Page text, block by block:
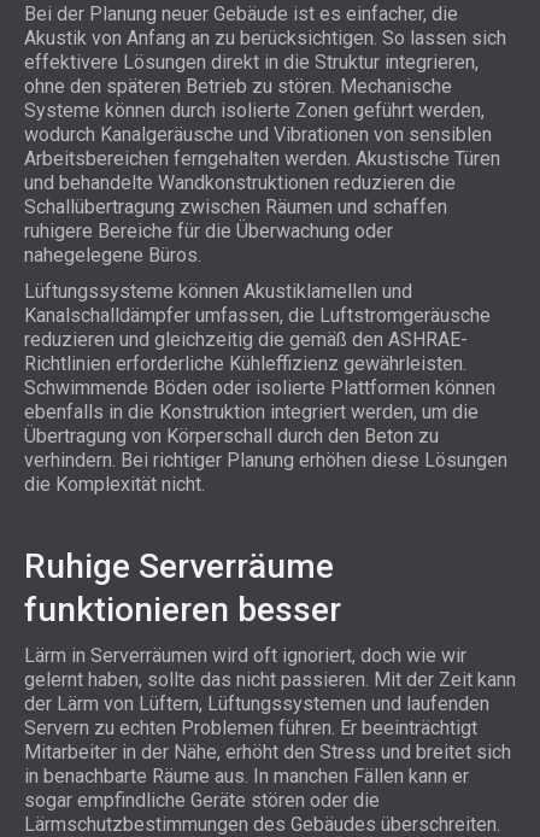
Bei der Planung neuer Gebäude ist es einfacher, die
Akustik von Anfang an zu berücksichtigen. So lassen sich
effektivere Lösungen direkt in die Struktur integrieren,
ohne den späteren Betrieb zu stören. Mechanische
Systeme können durch isolierte Zonen geführt werden,
wodurch Kanalgeräusche und Vibrationen von sensiblen
Arbeitsbereichen ferngehalten werden. Akustische Türen
und behandelte Wandkonstruktionen reduzieren die
Schallübertragung zwischen Räumen und schaffen
ruhigere Bereiche für die Überwachung oder
nahegelegene Büros.
Lüftungssysteme können Akustiklamellen und
Kanalschalldämpfer umfassen, die Luftstromgeräusche
reduzieren und gleichzeitig die gemäß den ASHRAE-
Richtlinien erforderliche Kühleffizienz gewährleisten.
Schwimmende Böden oder isolierte Plattformen können
ebenfalls in die Konstruktion integriert werden, um die
Übertragung von Körperschall durch den Beton zu
verhindern. Bei richtiger Planung erhöhen diese Lösungen
die Komplexität nicht.
Ruhige Serverräume
funktionieren besser
Lärm in Serverräumen wird oft ignoriert, doch wie wir
gelernt haben, sollte das nicht passieren. Mit der Zeit kann
der Lärm von Lüftern, Lüftungssystemen und laufenden
Servern zu echten Problemen führen. Er beeinträchtigt
Mitarbeiter in der Nähe, erhöht den Stress und breitet sich
in benachbarte Räume aus. In manchen Fällen kann er
sogar empfindliche Geräte stören oder die
Lärmschutzbestimmungen des Gebäudes überschreiten.